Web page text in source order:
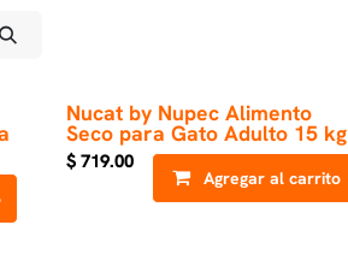
Nucat by Nupec Alimento
Seco para Gato Adulto 15 kg
$ 719.00
Agregar al carrito